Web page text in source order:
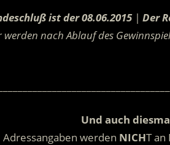
ist der 08.06.2015|Der
werden nach Ablauf des
Und auch
Adressangaben werden NICHT